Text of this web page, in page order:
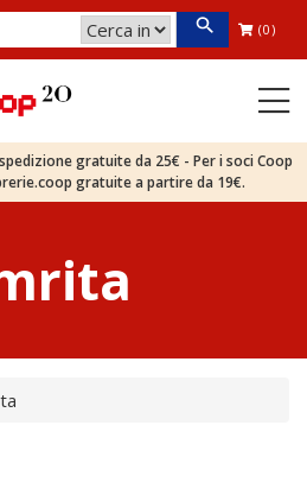
(0)
gratuite da 25€ - Per i soci Coop
gratuite a partire da 19€.